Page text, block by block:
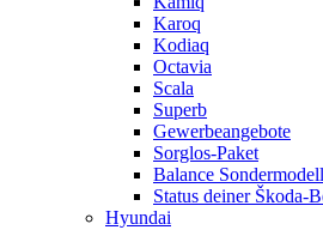
Karoq
Kodiaq
Octavia
Scala
Superb
Gewerbeangebote
Sorglos-Paket
Balance
Status deiner Škoda-
Hyundai